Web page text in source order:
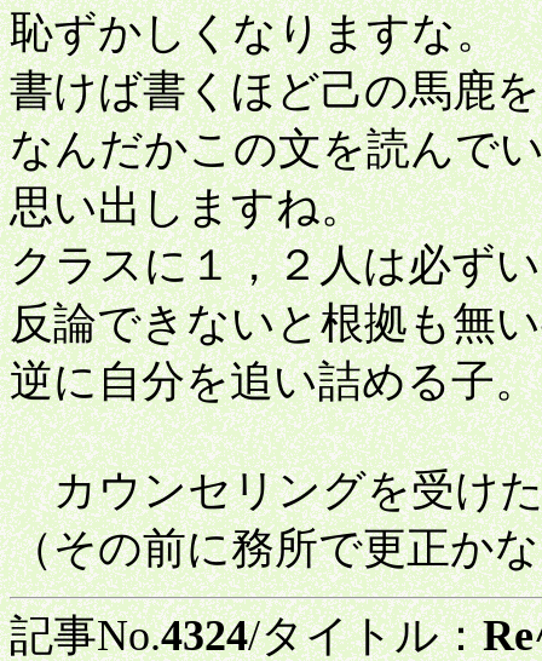
恥ずかしくなりますな。
書けば書くほど己の馬鹿
なんだかこの文を読んで
思い出しますね。
クラスに１，２人は必ず
反論できないと根拠も無
逆に自分を追い詰める子。
カウンセリングを受け
（その前に務所で更正か
記事No.4324/タイトル：